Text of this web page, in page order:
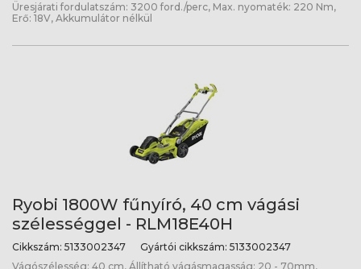
Üresjárati fordulatszám: 3200 ford./perc, Max. nyomaték: 220 Nm,
Erő: 18V, Akkumulátor nélkül
Ryobi 1800W fűnyíró, 40 cm vágási
szélességgel - RLM18E40H
Cikkszám: 5133002347 Gyártói cikkszám: 5133002347
Vágószélesség: 40 cm, Állítható vágásmagasság: 20 - 70mm,